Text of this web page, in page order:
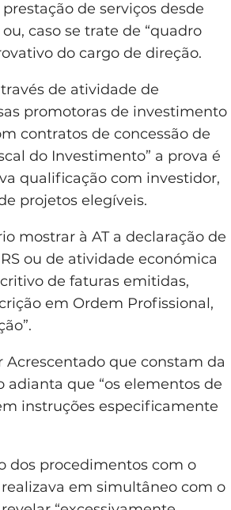
de serviços desde
caso se trate de “quadro
do cargo de direção.
de atividade de
promotoras de investimento
contratos de concessão de
do Investimento” a prova é
qualificação com investidor,
projetos elegíveis.
mostrar à AT a declaração de
ou de atividade económica
de faturas emitidas,
em Ordem Profissional,
que constam da
que “os elementos de
instruções especificamente
dos procedimentos com o
em simultâneo com o